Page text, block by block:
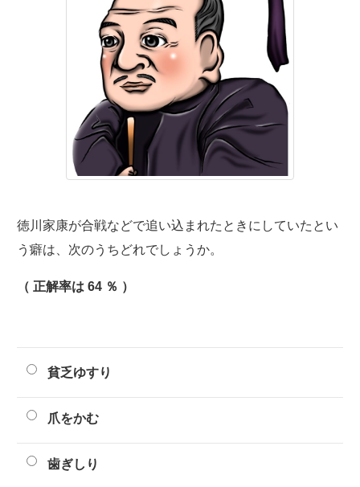
徳川家康が合戦などで追い込まれたときにしていたとい
う癖は、次のうちどれでしょうか。
（ 正解率は 64 ％ ）
貧乏ゆすり
爪をかむ
歯ぎしり